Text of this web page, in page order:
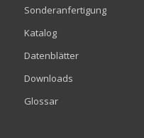
Sonderanfertigung
Katalog
Datenblätter
Downloads
Glossar